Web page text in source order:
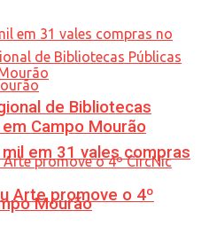
em 31 vales compras
Mourão
de Bibliotecas
Campo Mourão
Arte promove o 4º